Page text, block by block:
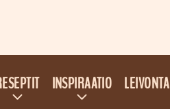
INSPIRAATIO LEIVONTA